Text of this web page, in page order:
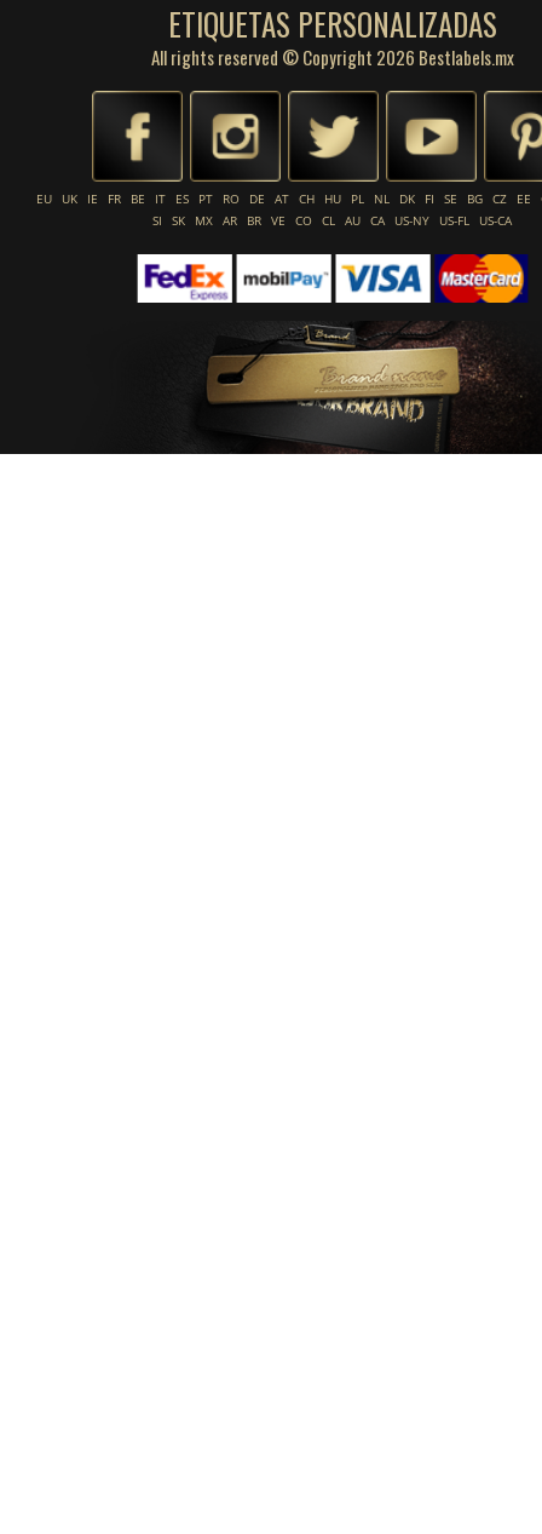
ETIQUETAS PERSONALIZADAS
All rights reserved © Copyright 2026 Bestlabels.mx
EU UK IE FR BE IT ES PT RO DE AT CH HU PL NL DK FI SE BG CZ EE
SI
SK MX AR BR VE CO CL AU CA US-NY US-FL US-CA